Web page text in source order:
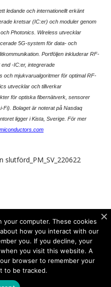
ledande och internationellt erkänt
kretsar (IC:er) och moduler genom
Photonics. Wireless utvecklar
5G-system för data- och
Portföljen inkluderar RF-
-IC:er, integrerade
och mjukvarualgoritmer för optimal RF-
utvecklar och tillverkar
för optiska fibernätverk, sensorer
Fi). Bolaget är noterat på Nasdaq
ligger i Kista, Sverige. För mer
computer. These cookies
how you interact with our
you. If you decline, your
you visit this website. A
browser to remember your
to be tracked.